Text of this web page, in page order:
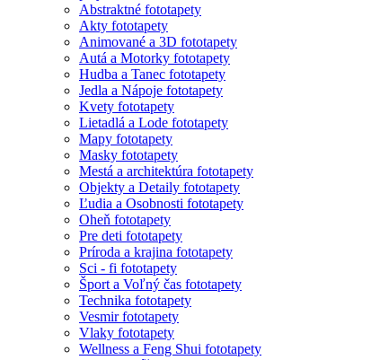
Abstraktné fototapety
Akty fototapety
Animované a 3D fototapety
Autá a Motorky fototapety
Hudba a Tanec fototapety
Jedla a Nápoje fototapety
Kvety fototapety
Lietadlá a Lode fototapety
Mapy fototapety
Masky fototapety
Mestá a architektúra fototapety
Objekty a Detaily fototapety
Ľudia a Osobnosti fototapety
Oheň fototapety
Pre deti fototapety
Príroda a krajina fototapety
Sci - fi fototapety
Šport a Voľný čas fototapety
Technika fototapety
Vesmir fototapety
Vlaky fototapety
Wellness a Feng Shui fototapety